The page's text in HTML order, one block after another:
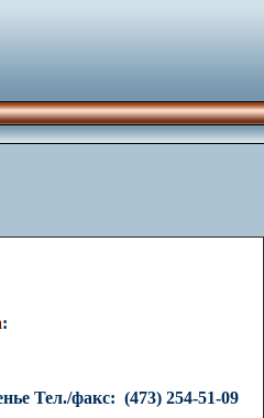
:
Тел./факс: (473) 254-51-09